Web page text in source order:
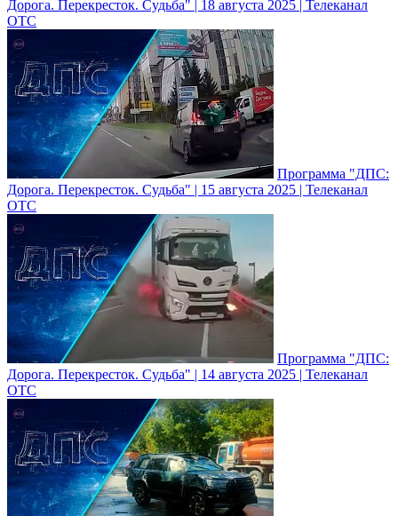
Дорога. Перекресток. Судьба" | 18 августа 2025 | Телеканал
ОТС
Программа "ДПС:
Дорога. Перекресток. Судьба" | 15 августа 2025 | Телеканал
ОТС
Программа "ДПС:
Дорога. Перекресток. Судьба" | 14 августа 2025 | Телеканал
ОТС